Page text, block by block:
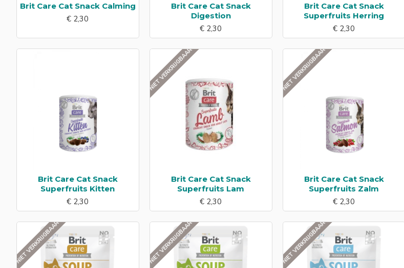
Brit Care Cat Snack Calming
€ 2,30
Brit Care Cat Snack
Digestion
€ 2,30
Brit Care Cat Snack
Superfruits Herring
€ 2,30
Brit Care Cat Snack
Superfruits Kitten
€ 2,30
NIET VERKRIJGBAAR
Brit Care Cat Snack
Superfruits Lam
€ 2,30
NIET VERKRIJGBAAR
Brit Care Cat Snack
Superfruits Zalm
€ 2,30
NIET VERKRIJGBAAR NIET VERKRIJGBAAR NIET VERKRIJGBAAR